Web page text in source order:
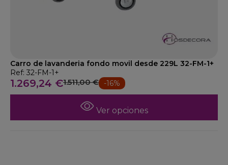
Carro de lavanderia fondo movil desde 229L 32-FM-1+
Ref: 32-FM-1+
1.269,24 €1.511,00 € -16%
Ver opciones